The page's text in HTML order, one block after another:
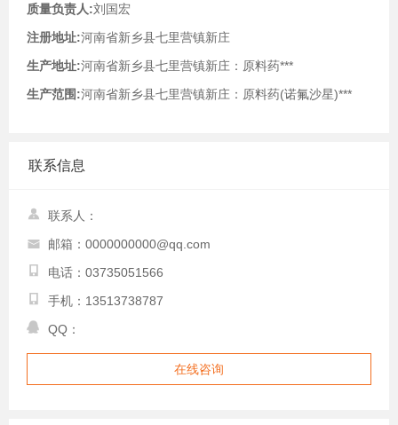
质量负责人:刘国宏
注册地址:河南省新乡县七里营镇新庄
生产地址:河南省新乡县七里营镇新庄：原料药***
生产范围:河南省新乡县七里营镇新庄：原料药(诺氟沙星)***
联系信息
联系人：
邮箱：0000000000@qq.com
电话：03735051566
手机：13513738787
QQ：
在线咨询